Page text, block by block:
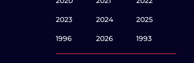
2023 2024 2025
1996 2026 1993